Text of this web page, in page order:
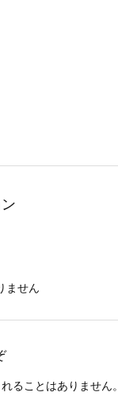
ません
ることはありません。